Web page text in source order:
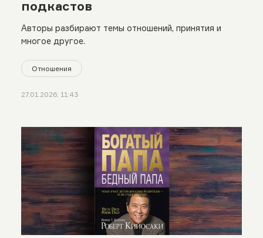
подкастов
Авторы разбирают темы отношений, принятия и
многое другое.
Отношения
27.01.2026, 11:43